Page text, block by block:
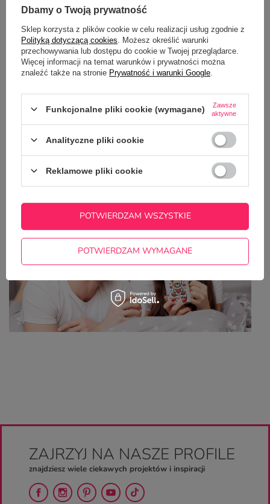
Potrzebujesz pomocy? Masz pytania?
Zadaj pytanie a my odpowiemy
niezwłocznie, najciekawsze pytania i
ZADAJ PYTANIE
Z NASZEGO BLOGA
Nie tylko kwiaty: oryginalne pomysły na prezent na
Walentynki
ZAJRZYJ NA NASZE PROFILE
znajdziesz wiele ciekawych projektów i inspiracji
Dbamy o Twoją prywatność
Sklep korzysta z plików cookie w celu realizacji usług zgodnie z
Polityką dotyczącą cookies . Możesz określić warunki
przechowywania lub dostępu do cookie w Twojej przeglądarce.
Więcej informacji na temat warunków i prywatności można
znaleźć także na stronie Prywatność i warunki Google
Funkcjonalne pliki cookie (wymagane)
Zawsze
aktywne
Analityczne pliki cookie
Reklamowe pliki cookie
POTWIERDZAM WYMAGANE
POTWIERDZAM WSZYSTKIE